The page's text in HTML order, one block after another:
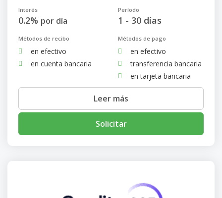
Interés
0.2% por día
Período
1 - 30 días
Métodos de recibo
en efectivo
en cuenta bancaria
Métodos de pago
en efectivo
transferencia bancaria
en tarjeta bancaria
Leer más
Solicitar